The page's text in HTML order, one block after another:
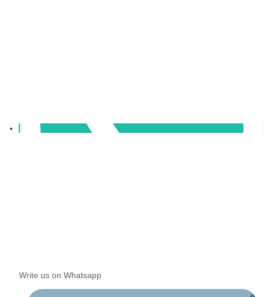
Write us on Whatsapp